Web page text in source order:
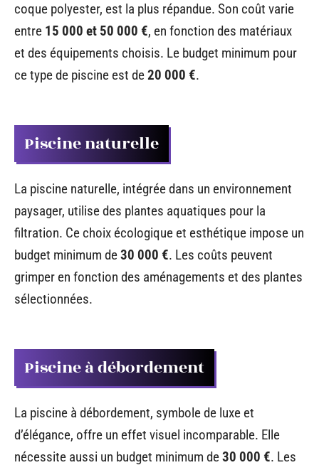
coque polyester, est la plus répandue. Son coût varie
entre 15 000 et 50 000 €, en fonction des matériaux
et des équipements choisis. Le budget minimum pour
ce type de piscine est de20 000 €.
Piscine naturelle
La piscine naturelle, intégrée dans un environnement
paysager, utilise des plantes aquatiques pour la
filtration. Ce choix écologique et esthétique impose un
budget minimum de30 000 €. Les coûts peuvent
grimper en fonction des aménagements et des plantes
sélectionnées.
Piscine à débordement
La piscine à débordement, symbole de luxe et
d’élégance, offre un effet visuel incomparable. Elle
nécessite aussi un budget minimum de30 000 €. Les